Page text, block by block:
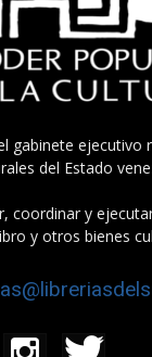
gabinete
del Estado
coordinar y
y otros bienes